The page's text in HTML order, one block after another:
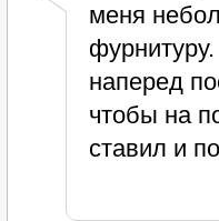
меня
наперед
чтобы на
ставил и